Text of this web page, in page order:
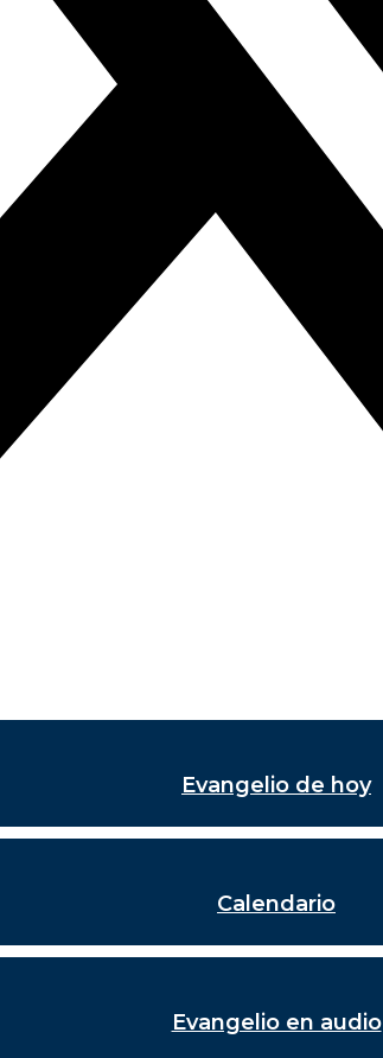
Evangelio de hoy
Calendario
Evangelio en audio